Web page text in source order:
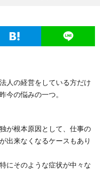
人の経営をしている方だけ
今の悩みの一つ。
が根本原因として、仕事の
出来なくなるケースもあり
にそのような症状が中々な